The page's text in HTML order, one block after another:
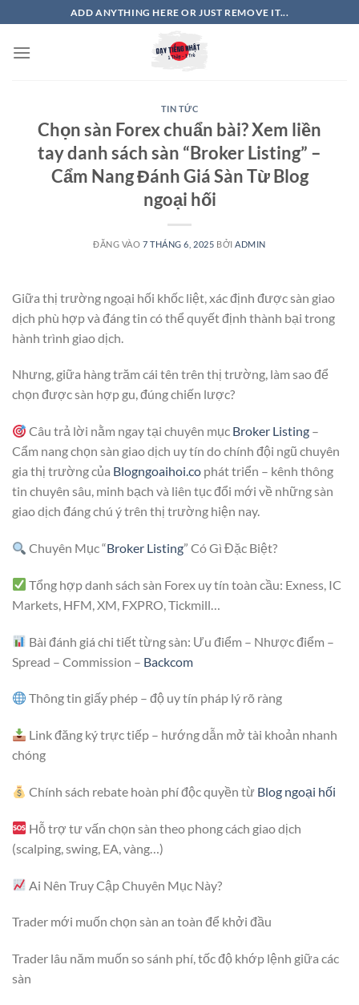
qua
nội
ADD ANYTHING HERE OR JUST REMOVE IT...
TIN TỨC
Chọn sàn Forex chuẩn bài? Xem liền
tay danh sách sàn “Broker Listing” –
Cẩm Nang Đánh Giá Sàn Từ Blog
ngoại hối
ĐĂNG VÀO 7 THÁNG 6, 2025 BỞI ADMIN
Giữa thị trường ngoại hối khốc liệt, xác định được sàn giao
dịch phù hợp và đáng tin có thể quyết định thành bại trong
hành trình giao dịch.
Nhưng, giữa hàng trăm cái tên trên thị trường, làm sao để
chọn được sàn hợp gu, đúng chiến lược?
Câu trả lời nằm ngay tại chuyên mục Broker Listing –
Cẩm nang chọn sàn giao dịch uy tín do chính đội ngũ chuyên
gia thị trường của Blogngoaihoi.co phát triển – kênh thông
tin chuyên sâu, minh bạch và liên tục đổi mới về những sàn
giao dịch đáng chú ý trên thị trường hiện nay.
Chuyên Mục “Broker Listing” Có Gì Đặc Biệt?
Tổng hợp danh sách sàn Forex uy tín toàn cầu: Exness, IC
Markets, HFM, XM, FXPRO, Tickmill…
Bài đánh giá chi tiết từng sàn: Ưu điểm – Nhược điểm –
Spread – Commission – Backcom
Thông tin giấy phép – độ uy tín pháp lý rõ ràng
Link đăng ký trực tiếp – hướng dẫn mở tài khoản nhanh
chóng
Chính sách rebate hoàn phí độc quyền từ Blog ngoại hối
Hỗ trợ tư vấn chọn sàn theo phong cách giao dịch
(scalping, swing, EA, vàng…)
Ai Nên Truy Cập Chuyên Mục Này?
Trader mới muốn chọn sàn an toàn để khởi đầu
Trader lâu năm muốn so sánh phí, tốc độ khớp lệnh giữa các
sàn